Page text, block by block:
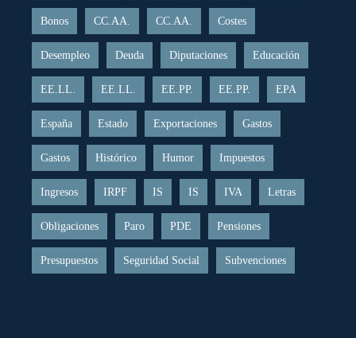
Bonos CC.AA. CC.AA. Costes
Desempleo Deuda Diputaciones Educación
EE.LL. EE.LL. EE.PP. EE.PP. EPA
España Estado Exportaciones Gastos
Gastos Histórico Humor Impuestos
Ingresos IRPF IS IS IVA Letras
Obligaciones Paro PDE Pensiones
Presupuestos Seguridad Social Subvenciones